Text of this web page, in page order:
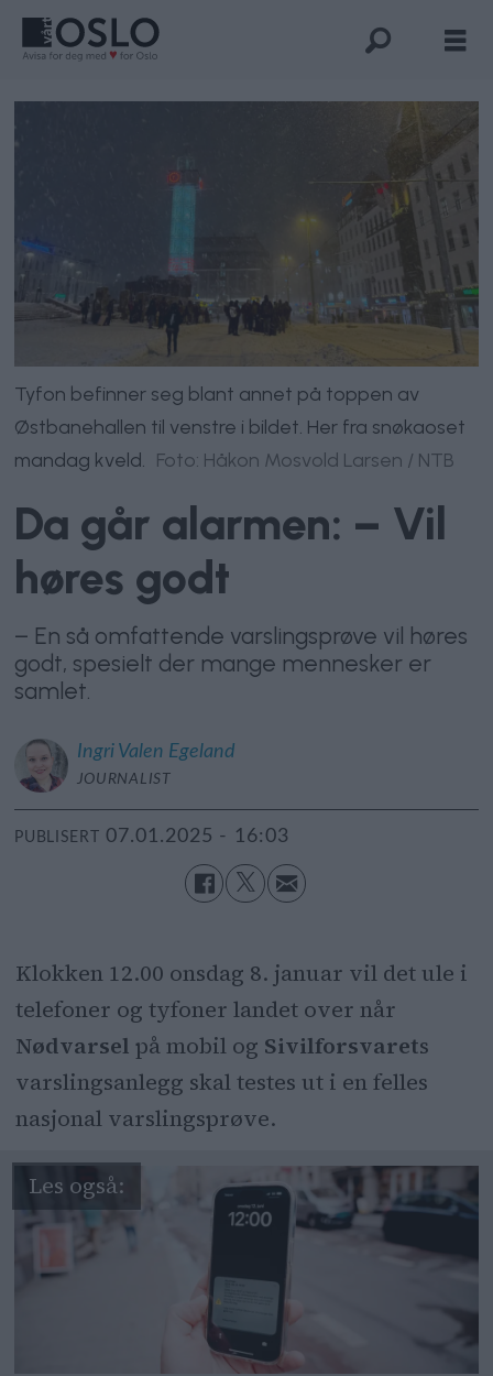
Tyfon befinner seg blant annet på toppen av
Østbanehallen til venstre i bildet. Her fra snøkaoset
mandag kveld.
Foto: Håkon Mosvold Larsen / NTB
Da går alarmen: – Vil
høres godt
– En så omfattende varslingsprøve vil høres
godt, spesielt der mange mennesker er
samlet.
Ingri Valen Egeland
JOURNALIST
PUBLISERT 07.01.2025 - 16:03
Klokken 12.00 onsdag 8. januar vil det ule i
telefoner og tyfoner landet over når
Nødvarsel på mobil og Sivilforsvarets
varslingsanlegg skal testes ut i en felles
nasjonal varslingsprøve.